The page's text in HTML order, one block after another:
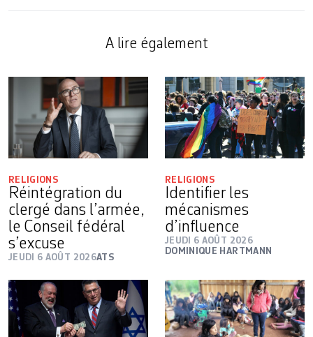
A lire également
RELIGIONS
Réintégration du
clergé dans l’armée,
le Conseil fédéral
s’excuse
JEUDI 6 AOÛT 2026ATS
RELIGIONS
Identifier les
mécanismes
d’influence
JEUDI 6 AOÛT 2026
DOMINIQUE HARTMANN